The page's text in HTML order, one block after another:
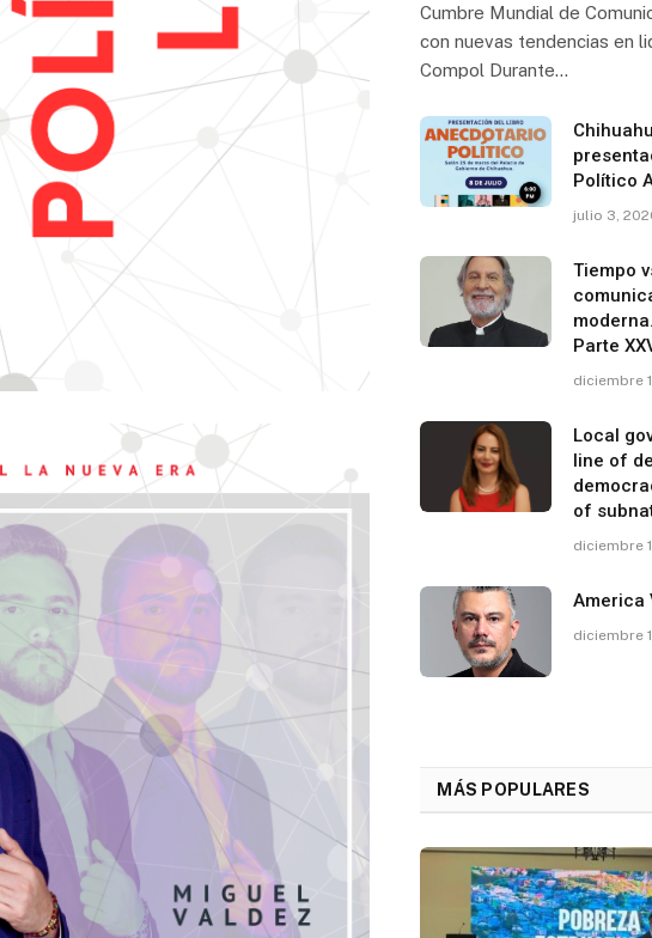
Cumbre Mundial de
con nuevas tendencias en
Compol Durante…
Político
julio 3,
Tiempo
Parte
diciembre
Local
line of
of
diciembre
America
diciembre
MÁS POPULARES